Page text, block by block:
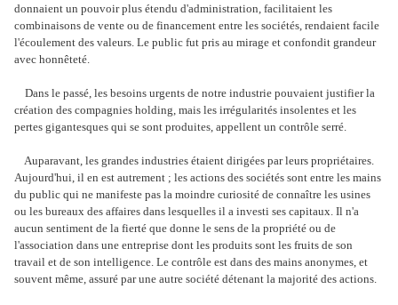
donnaient un pouvoir plus étendu d'administration, facilitaient les
combinaisons de vente ou de financement entre les sociétés, rendaient facile
l'écoulement des valeurs. Le public fut pris au mirage et confondit grandeur
avec honnêteté.
Dans le passé, les besoins urgents de notre industrie pouvaient justifier la
création des compagnies holding, mais les irrégularités insolentes et les
pertes gigantesques qui se sont produites, appellent un contrôle serré.
Auparavant, les grandes industries étaient dirigées par leurs propriétaires.
Aujourd'hui, il en est autrement ; les actions des sociétés sont entre les mains
du public qui ne manifeste pas la moindre curiosité de connaître les usines
ou les bureaux des affaires dans lesquelles il a investi ses capitaux. Il n'a
aucun sentiment de la fierté que donne le sens de la propriété ou de
l'association dans une entreprise dont les produits sont les fruits de son
travail et de son intelligence. Le contrôle est dans des mains anonymes, et
souvent même, assuré par une autre société détenant la majorité des actions.